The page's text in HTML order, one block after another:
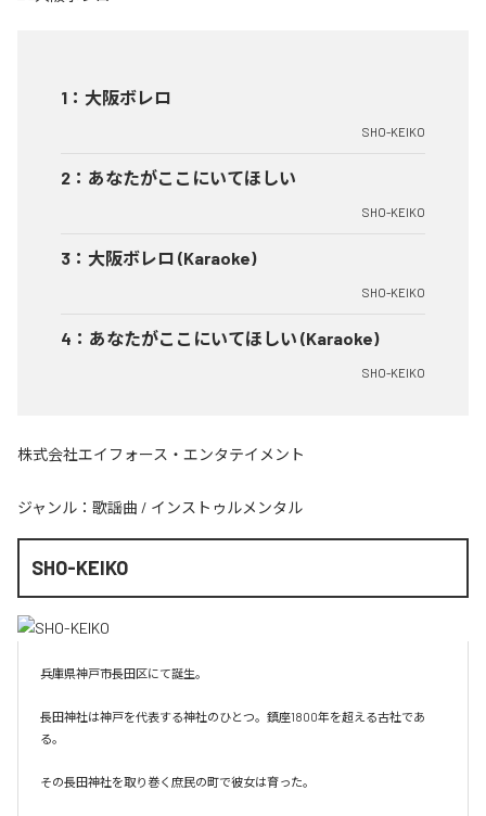
1 ： 大阪ボレロ
SHO-KEIKO
2 ： あなたがここにいてほしい
SHO-KEIKO
3 ： 大阪ボレロ (Karaoke)
SHO-KEIKO
4 ： あなたがここにいてほしい (Karaoke)
SHO-KEIKO
株式会社エイフォース・エンタテイメント
ジャンル： 歌謡曲 / インストゥルメンタル
SHO-KEIKO
兵庫県神戸市長田区にて誕生。
長田神社は神戸を代表する神社のひとつ。鎮座1800年を超える古社であ
る。
その長田神社を取り巻く庶民の町で彼女は育った。